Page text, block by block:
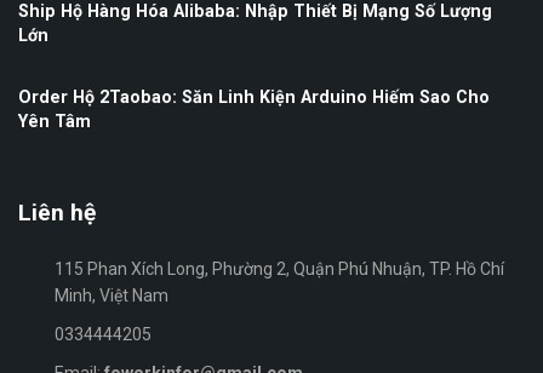
Ship Hộ Hàng Hóa Alibaba: Nhập Thiết Bị Mạng Số Lượng
Lớn
Order Hộ 2Taobao: Săn Linh Kiện Arduino Hiếm Sao Cho
Yên Tâm
Liên hệ
115 Phan Xích Long, Phường 2, Quận Phú Nhuận, TP. Hồ Chí
Minh, Việt Nam
0334444205